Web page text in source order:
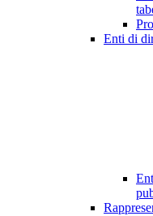
Enti di